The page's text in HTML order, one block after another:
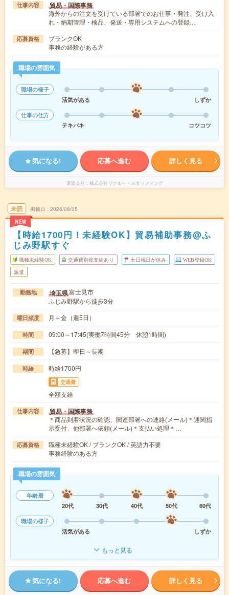
仕事内容 貿易・国際事務
海外からの注文を受けている部署でのお仕事・発注、受け入
れ・納期管理・検品、発送・専用システムへの登録…
応募資格
ブランクOK
事務の経験がある方
職場の雰囲気
職場の様子
活気がある
しずか
仕事の仕方
テキパキ
コツコツ
気になる! 応募へ進む 詳しく見る
派遣会社 株式会社リクルートスタッフィング
未読
NEW
掲載日 2026/08/05
【時給1700円！未経験OK】貿易補助事務@ふ
じみ野駅すぐ
職種未経験OK 交通費別途支給あり 土日祝日が休み WEB登録OK
派遣
勤務地 埼玉県富士見市
ふじみ野駅から徒歩3分
曜日頻度 月～金（週5日）
時間 09:00～17:45(実働7時間45分 休憩1時間)
期間 【急募】即日～長期
時給 時給1700円
交通費
全額支給
仕事内容 貿易・国際事務
＊商品到着状況の確認、関連部署への連絡(メール)＊通関指
示受付、他部署へ依頼(メール)＊支払い処理＊…
応募資格
職種未経験OK / ブランクOK / 英語力不要
事務経験のある方
職場の雰囲気
年齢層
20代
30代 40代 50代
60代
職場の様子
活気がある
しずか
もっと見る
気になる! 応募へ進む 詳しく見る